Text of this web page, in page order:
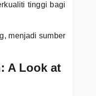
tinggi bagi
menjadi sumber
A Look at